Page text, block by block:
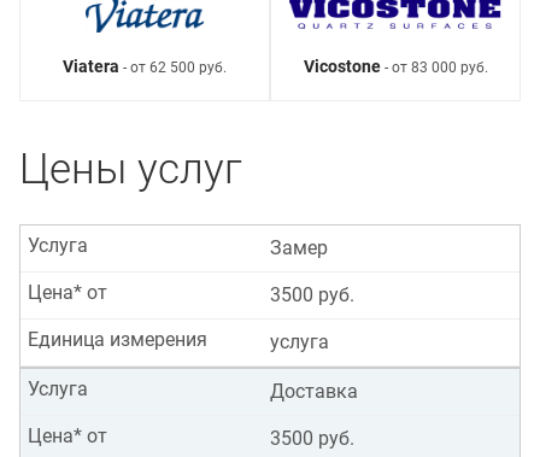
Viatera - от 62 500 руб. Vicostone- от 83 000 руб.
Цены услуг
Замер
Услуга
3500 руб.
Цена* от
услуга
Единица измерения
Доставка
Услуга
3500 руб.
Цена* от